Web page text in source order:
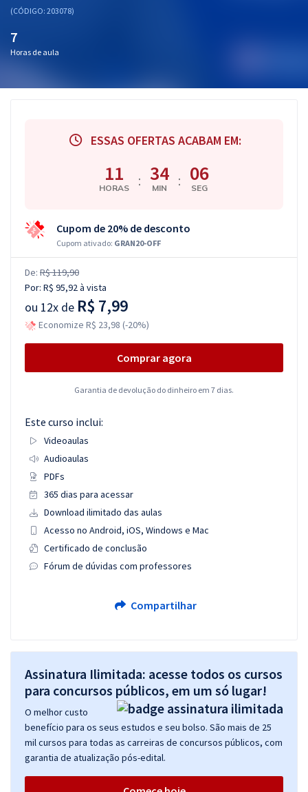
(CÓDIGO: 203078)
7
Horas de aula
ESSAS OFERTAS ACABAM EM:
11
HORAS : 34
MIN : 05
SEG
Cupom de 20% de desconto
Cupom ativado: GRAN20-OFF
De: R$ 119,90
Por: R$ 95,92à vista
ou 12x de R$ 7,99
Economize R$ 23,98 (-20%)
Comprar agora
Garantia de devolução do dinheiro em 7 dias.
Este curso inclui:
Videoaulas
Audioaulas
PDFs
365 dias para acessar
Download ilimitado das aulas
Acesso no Android, iOS, Windows e Mac
Certificado de conclusão
Fórum de dúvidas com professores
Compartilhar
Assinatura Ilimitada: acesse todos os cursos
para concursos públicos, em um só lugar!
O melhor custo
benefício para os seus estudos e seu bolso. São mais de 25
mil cursos para todas as carreiras de concursos públicos, com
garantia de atualização pós-edital.